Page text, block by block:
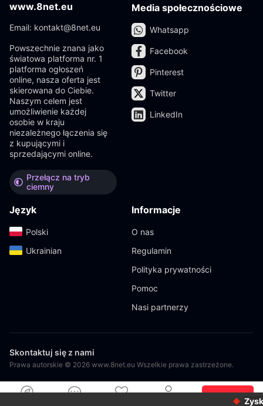
www.8net.eu
Email: kontakt@8net.eu
Powszechnie znana jako
światowa platforma nr. 1
platforma ogłoszeń
online, nasza oferta jest
skierowana do Ciebie.
Naszym celem jest
umożliwienie każdej
osobie w kraju
niezależnego łączenia się
z kupującymi i
sprzedającymi online.
Przełącz na tryb
ciemny
Media społecznościowe
Whatsapp
Facebook
Pinterest
Twitter
LinkedIn
Język
Polski‎
Ukrainian‎
Informacje
O nas
Regulamin
Polityka prywatności
Pomoc
Nasi partnerzy
Skontaktuj się z nami
Prawa autorskie © 2026 www.8net.eu Wszelkie prawa zastrzeżone.
Filtr